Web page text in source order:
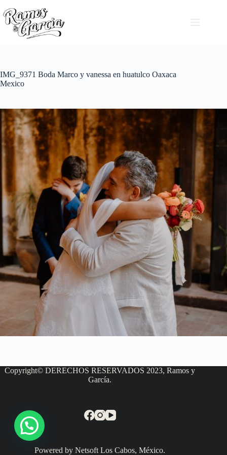
IMG_9371 Boda Marco y vanessa en huatulco Oaxaca
Mexico
Copyright© DERECHOS RESERVADOS 2023, Ramos y
García.
Powered by Netsoft Los Cabos, México.